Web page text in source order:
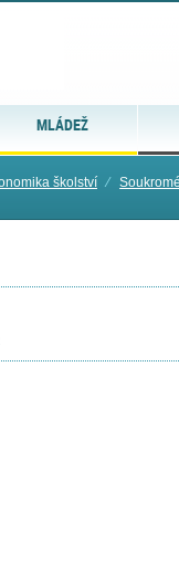
MLÁDEŽ
školství ⁄